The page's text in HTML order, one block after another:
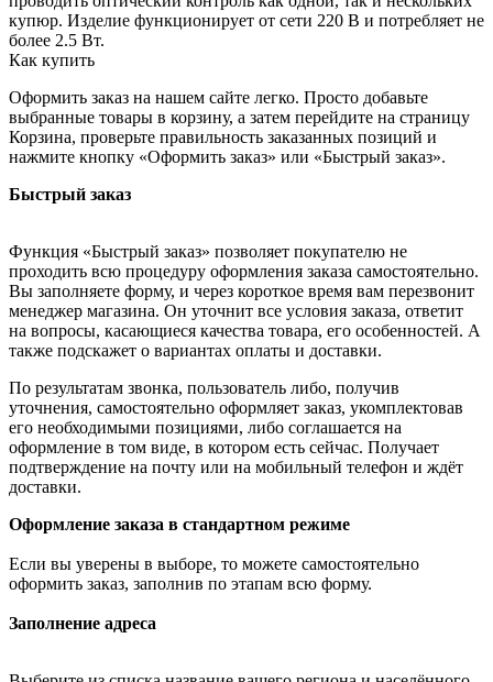
купюр. Изделие функционирует от сети 220 В и потребляет не
более 2.5 Вт.
Как купить
Оформить заказ на нашем сайте легко. Просто добавьте
выбранные товары в корзину, а затем перейдите на страницу
Корзина, проверьте правильность заказанных позиций и
нажмите кнопку «Оформить заказ» или «Быстрый заказ».
Быстрый заказ
Функция «Быстрый заказ» позволяет покупателю не
проходить всю процедуру оформления заказа самостоятельно.
Вы заполняете форму, и через короткое время вам перезвонит
менеджер магазина. Он уточнит все условия заказа, ответит
на вопросы, касающиеся качества товара, его особенностей. А
также подскажет о вариантах оплаты и доставки.
По результатам звонка, пользователь либо, получив
уточнения, самостоятельно оформляет заказ, укомплектовав
его необходимыми позициями, либо соглашается на
оформление в том виде, в котором есть сейчас. Получает
подтверждение на почту или на мобильный телефон и ждёт
доставки.
Оформление заказа в стандартном режиме
Если вы уверены в выборе, то можете самостоятельно
оформить заказ, заполнив по этапам всю форму.
Заполнение адреса